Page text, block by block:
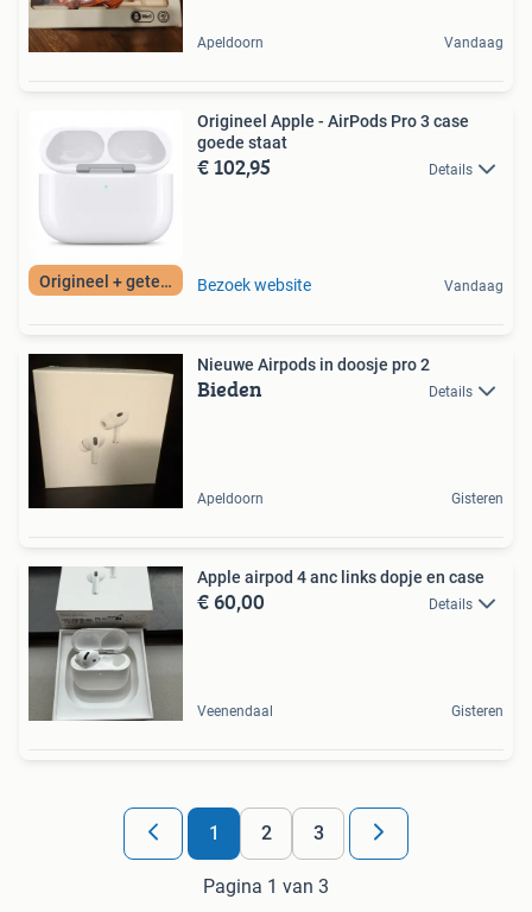
Apeldoorn Vandaag
Origineel + getest
Origineel Apple - AirPods Pro 3 case
goede staat
€ 102,95 Details
Bezoek website Vandaag
Nieuwe Airpods in doosje pro 2
Bieden Details
Apeldoorn Gisteren
Apple airpod 4 anc links dopje en case
€ 60,00 Details
Veenendaal Gisteren
1 2 3
Pagina 1 van 3